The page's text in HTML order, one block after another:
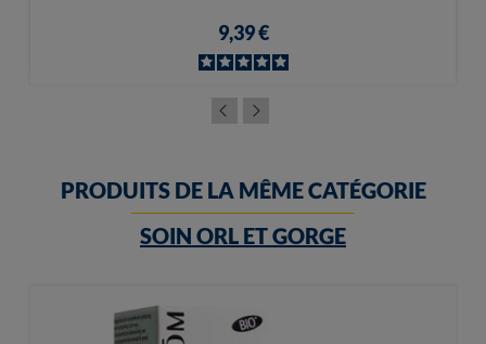
9,39 €
PRODUITS DE LA MÊME CATÉGORIE
SOIN ORL ET GORGE